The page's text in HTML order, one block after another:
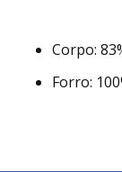
Corpo:
Forro: